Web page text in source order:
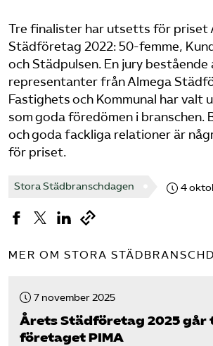
Sök på serviceforetagen.se
Press
In English
Om webbplatsen
Beställ trycksaker
Tre finalister har utsetts för priset
Städföretag 2022: 50-femme,
och Städpulsen. En jury bestående
representanter från Almega
Fastighets och Kommunal har valt
som goda föredömen i branschen.
och goda fackliga relationer är
för priset.
Stora Städbranschdagen 4
MER OM STORA
7 november 2025
Årets Städ­företag 2025 går
företaget PIMA